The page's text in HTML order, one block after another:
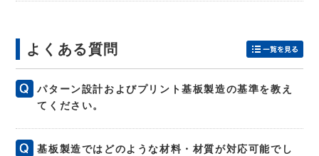
よくある質問
パターン設計およびプリント基板製造の基準を教え
てください。
基板製造ではどのような材料・材質が対応可能でし